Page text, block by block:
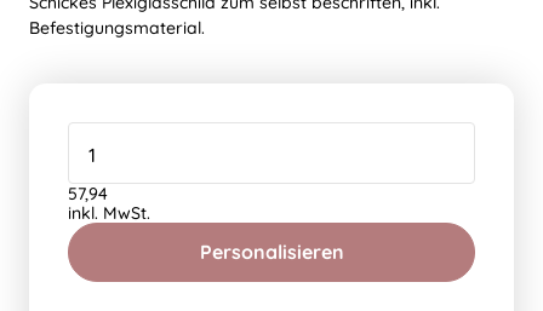
Befestigungsmaterial.
Personalisieren
57,94
inkl. MwSt.